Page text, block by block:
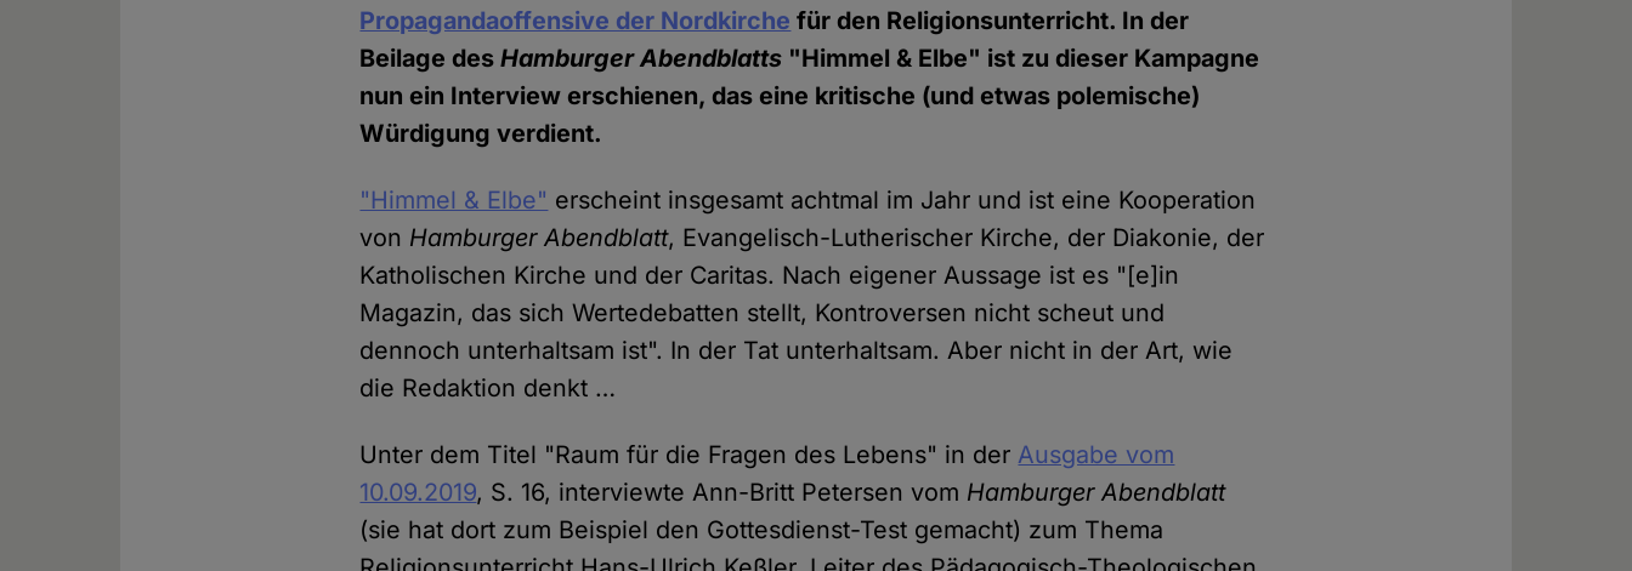
Propagandaoffensive der Nordkirche für den Religionsunterricht. In der
Beilage desHamburger Abendblatts "Himmel & Elbe" ist zu dieser Kampagne
nun ein Interview erschienen, das eine kritische (und etwas polemische)
Würdigung verdient.
"Himmel & Elbe" erscheint insgesamt achtmal im Jahr und ist eine Kooperation
von Hamburger Abendblatt, Evangelisch-Lutherischer Kirche, der Diakonie, der
Katholischen Kirche und der Caritas. Nach eigener Aussage ist es "[e]in
Magazin, das sich Wertedebatten stellt, Kontroversen nicht scheut und
dennoch unterhaltsam ist". In der Tat unterhaltsam. Aber nicht in der Art, wie
die Redaktion denkt …
Unter dem Titel "Raum für die Fragen des Lebens" in derAusgabe vom
10.09.2019, S. 16, interviewte Ann-Britt Petersen vom Hamburger Abendblatt
(sie hat dort zum Beispiel den Gottesdienst-Test gemacht) zum Thema